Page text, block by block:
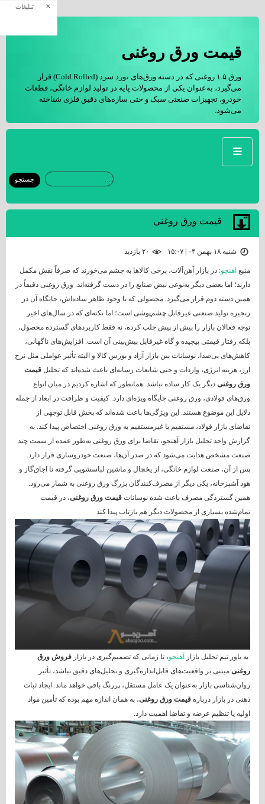
قیمت ورق روغنی
ورق ۱.۵ روغنی که در دسته‌ ورق‌های نورد سرد (Cold Rolled) قرار
می‌گیرد، به‌عنوان یکی از محصولات پایه در تولید لوازم خانگی، قطعات
خودرو، تجهیزات صنعتی سبک و حتی سازه‌های دقیق فلزی شناخته
می‌شود.
قیمت ورق روغنی
شنبه ۱۸ بهمن ۰۴ | ۱۵:۰۷ ۲۰ بازديد
منبعاهنجو: در بازار آهن‌آلات، برخی کالاها به چشم می‌خورند که صرفاً نقش مکمل
دارند؛ اما بعضی دیگر به‌نوعی نبض صنایع را در دست گرفته‌اند. ورق روغنی دقیقاً در
همین دسته دوم قرار می‌گیرد. محصولی که با وجود ظاهر ساده‌اش، جایگاه آن در
زنجیره تولید صنعتی غیرقابل چشم‌پوشی است؛ اما نکته‌ای که در سال‌های اخیر
توجه فعالان بازار را بیش از پیش جلب کرده، نه فقط کاربردهای گسترده محصول،
بلکه رفتار قیمتی پیچیده و گاه غیرقابل پیش‌بینی آن است. افزایش‌های ناگهانی،
کاهش‌های بی‌صدا، نوسانات بین بازار آزاد و بورس کالا و البته تأثیر عواملی مثل نرخ
ارز، هزینه انرژی، واردات و حتی شایعات رسانه‌ای باعث شده‌اند که تحلیلقیمت
ورق روغنیدیگر یک کار ساده نباشد. همانطور که اشاره کردیم در میان انواع
ورق‌های فولادی، ورق روغنی جایگاه ویژه‌ای دارد. کیفیت و ظرافت در ابعاد از جمله
دلایل این موضوع هستند. این ویژگی‌ها باعث شده‌اند که بخش قابل توجهی از
تقاضای بازار فولاد، مستقیم یا غیرمستقیم به ورق روغنی اختصاص پیدا کند. به
گزارش واحد تحلیل بازار آهنجو، تقاضا برای ورق روغنی به‌طور عمده از سمت چند
صنعت مشخص هدایت می‌شود که در صدر آن‌ها، صنعت خودروسازی قرار دارد.
پس از آن، صنعت لوازم خانگی، از یخچال و ماشین لباسشویی گرفته تا اجاق‌گاز و
هود آشپزخانه، یکی دیگر از مصرف‌کنندگان بزرگ ورق روغنی به شمار می‌رود.
همین گستردگی مصرف باعث شده نوساناتقیمت ورق روغنی، در قیمت
تمام‌شده بسیاری از محصولات دیگر هم بازتاب پیدا کند
به باور تیم تحلیل بازار آهنجو، تا زمانی که تصمیم‌گیری در بازار فروش ورق
روغنیمبتنی بر واقعیت‌های قابل‌اندازه‌گیری و تحلیل‌های دقیق نباشد، تأثیر
روان‌شناسی بازار به‌عنوان یک عامل مستقل، پررنگ باقی خواهد ماند. ایجاد ثبات
ذهنی در بازار درباره قیمت ورق روغنی، به همان اندازه مهم بوده که تأمین مواد
اولیه یا تنظیم عرضه و تقاضا اهمیت دارد.
تبلیغات